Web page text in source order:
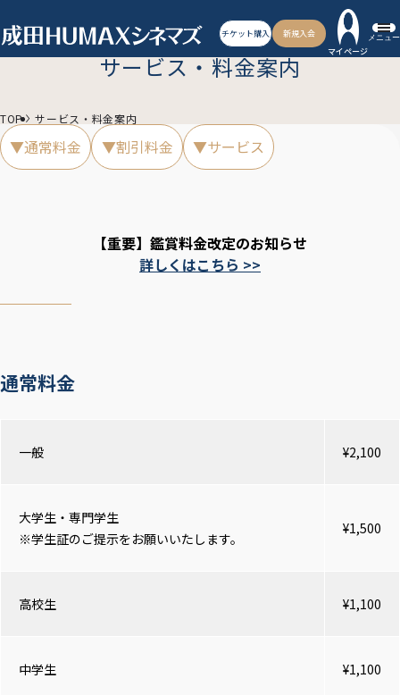
チケット購入
新規入会
マイページ
メニュー
サービス・料金案内
TOP サービス・料金案内
▼通常料金 ▼割引料金 ▼サービス
【重要】鑑賞料金改定のお知らせ
詳しくはこちら >>
通常料金
一般 ¥2,100
大学生・専門学生
※学生証のご提示をお願いいたします。
¥1,500
高校生 ¥1,100
中学生 ¥1,100